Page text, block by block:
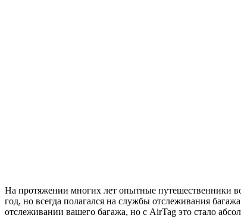
На протяжении многих лет опытные путешественники
год, но всегда полагался на службы отслеживания
отслеживании вашего багажа, но с AirTag это стало